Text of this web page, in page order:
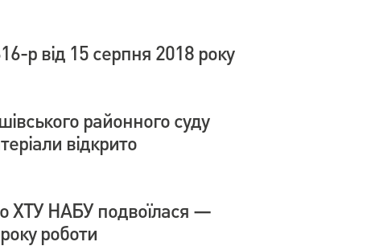
р від 15 серпня 2018 року
районного суду
відкрито
ХТУ НАБУ подвоїлася —
роботи